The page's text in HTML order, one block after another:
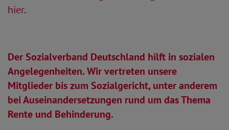
hier.
Der Sozialverband Deutschland hilft in sozialen
Angelegenheiten. Wir vertreten unsere
Mitglieder bis zum Sozialgericht, unter anderem
bei Auseinandersetzungen rund um das Thema
Rente und Behinderung.